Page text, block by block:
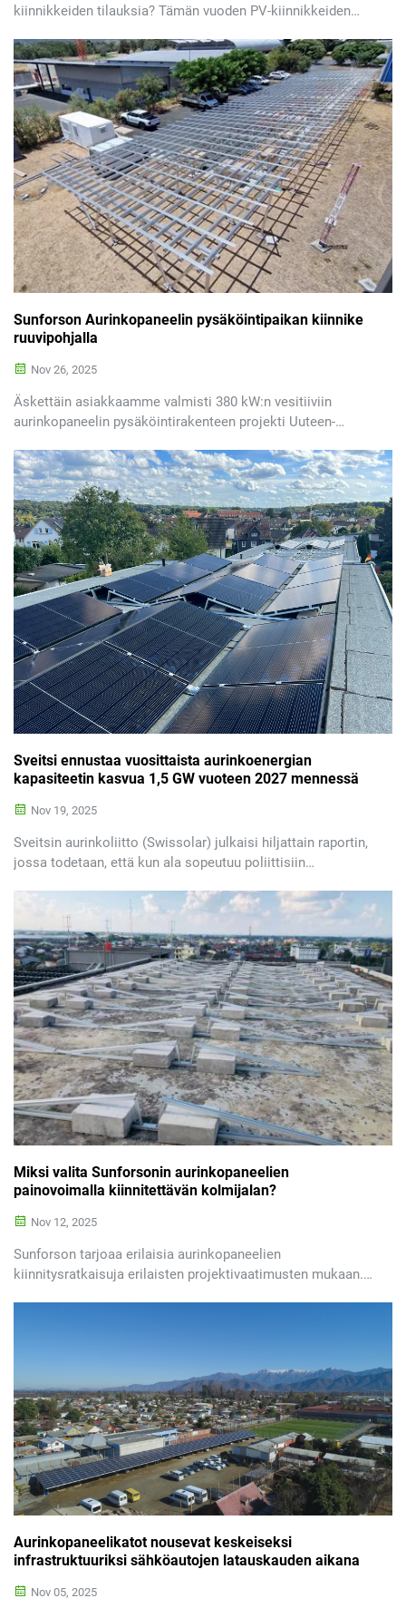
kiinnikkeiden tilauksia? Tämän vuoden PV-kiinnikkeiden
nollapäästöteollisuusasetus (asetus (EU) 2024/1735) tuli
voimaan toukokuussa, antaen paikallisille valmistajille h...
Sunforson Aurinkopaneelin pysäköintipaikan kiinnike
ruuvipohjalla
Nov 26, 2025
Äskettäin asiakkaamme valmisti 380 kW:n vesitiiviin
aurinkopaneelin pysäköintirakenteen projekti Uuteen-
perustuksena. Näitä pohjia asennetaan maahan
erikoislaitteistolla, mikä poistaa tarpeen kaivaa, valuta
betonia tai odottaa sen kovettumista. Ylärakenteen
asennus voidaan aloittaa välittömästi, mikä lyhentää
perinteistä viikkoja kestävää perustusrakennustyötä
muutamaan päivään, vähentäen merkittävästi vaikutusta
työmaan toimintaan.
Sveitsi ennustaa vuosittaista aurinkoenergian
kapasiteetin kasvua 1,5 GW vuoteen 2027 mennessä
Nov 19, 2025
Sveitsin aurinkoliitto (Swissolar) julkaisi hiljattain raportin,
jossa todetaan, että kun ala sopeutuu poliittisiin
vuosittainen fotovoltaikkakapasiteetti (PV) saattaa
saavuttaa keskimäärin...
Miksi valita Sunforsonin aurinkopaneelien
painovoimalla kiinnitettävän kolmijalan?
Nov 12, 2025
Sunforson tarjoaa erilaisia aurinkopaneelien
kiinnitysratkaisuja erilaisten projektivaatimusten mukaan.
Aurinkopaneelikatot nousevat keskeiseksi
infrastruktuuriksi sähköautojen latauskauden aikana
Nov 05, 2025